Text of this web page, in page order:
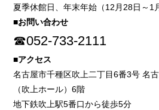
夏季休館日、年末年始（12月28日～1
■お問い合わせ
☎052-733-2111
■アクセス
名古屋市千種区吹上二丁目6番3号 名
（吹上ホール）6階
地下鉄吹上駅5番口から徒歩5分